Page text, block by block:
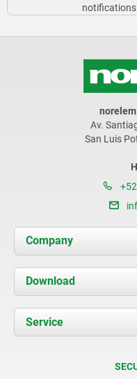
norelem
Av.
San Luis
Company
About us
News
Contact
Download
Documents
Service